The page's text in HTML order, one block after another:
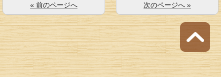
次のページへ »
« 前のページへ